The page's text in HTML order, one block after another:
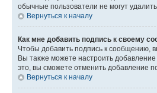
обычные пользователи не могут
Вернуться к началу
Как мне добавить подпись к своему
Чтобы добавить подпись к сообщению,
Вы также можете настроить
это, вы сможете отменить добавление
Вернуться к началу